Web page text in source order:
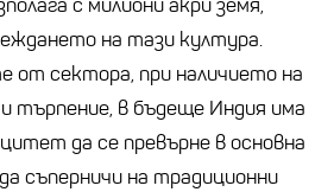
с милиони акри земя,
на тази култура.
от сектора, при наличието на
и търпение, в бъдеще Индия има
да се превърне в основна
съперничи на традиционни